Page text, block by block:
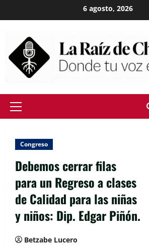
to
6 agosto, 2026
Primary
Congreso
Debemos cerrar filas
para un Regreso a clases
de Calidad para las niñas
y niños: Dip. Edgar Piñón.
Betzabe Lucero